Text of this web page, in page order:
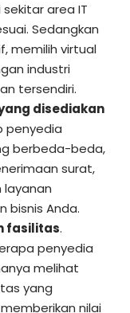
area IT
Sedangkan
memilih virtual
industri
tersendiri.
disediakan
penyedia
berbeda-beda,
surat,
layanan
bisnis Anda.
fasilitas.
penyedia
melihat
yang
nilai